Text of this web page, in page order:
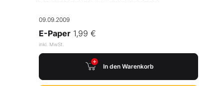
09.09.2009
E-Paper 1,99 €
inkl. MwSt.
In den Warenkorb